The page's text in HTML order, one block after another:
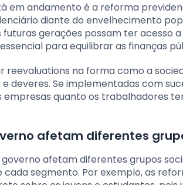
em andamento é a reforma
diante do envelhecimento
gerações possam ter acesso
para equilibrar as finanças
reevaluations na forma como a
deveres. Se implementadas com
quanto os trabalhadores
afetam diferentes
afetam diferentes grupos
segmento. Por exemplo, as